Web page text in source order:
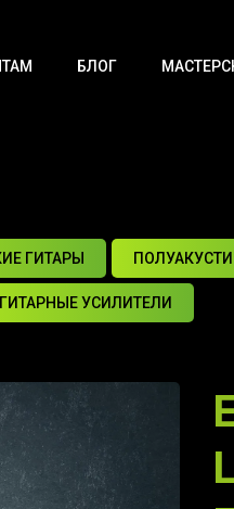
БЛОГ
ГИТАРЫ
ГИТАРНЫЕ УСИЛИТЕЛИ